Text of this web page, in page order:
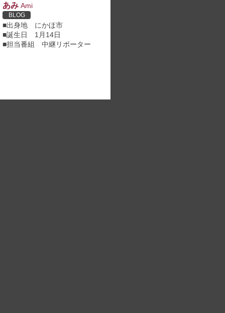
あみ Ami
BLOG
■出身地 にかほ市
■誕生日 1月14日
■担当番組 中継リポーター